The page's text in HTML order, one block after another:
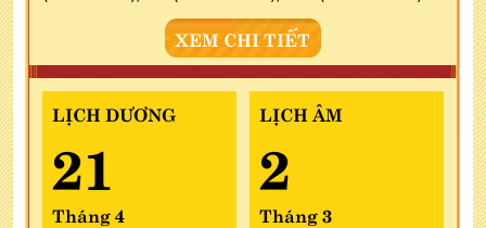
XEM CHI TIẾT
LỊCH DƯƠNG
21
Tháng 4
LỊCH ÂM
2
Tháng 3